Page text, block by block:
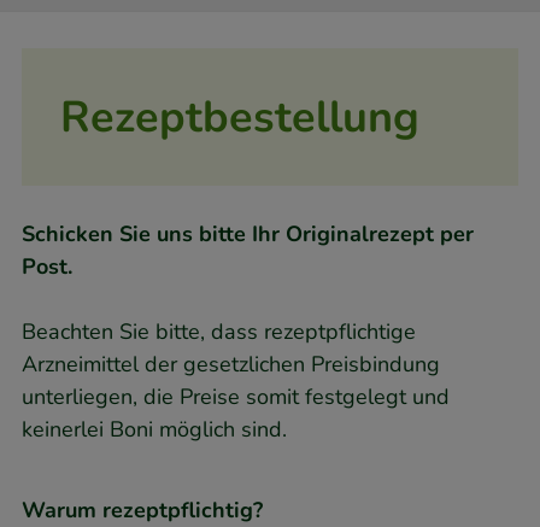
Rezeptbestellung
Schicken Sie uns bitte Ihr Originalrezept per
Post.
Beachten Sie bitte, dass rezeptpflichtige
Arzneimittel der gesetzlichen Preisbindung
unterliegen, die Preise somit festgelegt und
keinerlei Boni möglich sind.
Warum rezeptpflichtig?